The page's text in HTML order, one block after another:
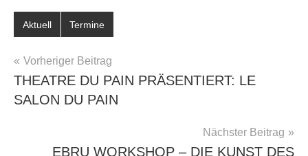
Aktuell Termine
BEITRAGSNAVIGATION
Vorheriger Beitrag
THEATRE DU PAIN PRÄSENTIERT: LE
SALON DU PAIN
Nächster Beitrag
EBRU WORKSHOP – DIE KUNST DES